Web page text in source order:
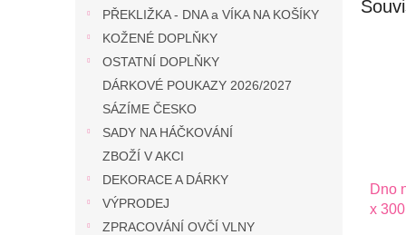
PŘEKLIŽKA - DNA a VÍKA NA KOŠÍKY
KOŽENÉ DOPLŇKY
OSTATNÍ DOPLŇKY
DÁRKOVÉ POUKAZY 2026/2027
SÁZÍME ČESKO
SADY NA HÁČKOVÁNÍ
ZBOŽÍ V AKCI
DEKORACE A DÁRKY
VÝPRODEJ
ZPRACOVÁNÍ OVČÍ VLNY
Dno
x